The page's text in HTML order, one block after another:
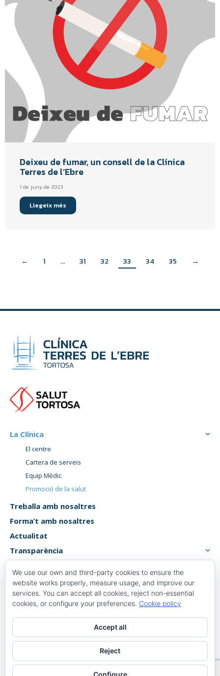
Deixeu de fumar, un consell de la Clínica
Terres de l’Ebre
1 de juny de 2023
Llegeix més
← 1 … 31 32 33 34 35 →
La Clínica
El centre
Cartera de serveis
Equip Mèdic
Promoció de la salut
Treballa amb nosaltres
Forma’t amb nosaltres
Actualitat
Transparència
Canal de denúncies
Plaça 1 d’octubre, 6, 8,
43500 Tortosa, Tarragona
We use our own and third-party cookies to ensure the
website works properly, measure usage, and improve our
services. You can accept all cookies, reject non-essential
cookies, or configure your preferences. Cookie policy
Accept all
Reject
Configure